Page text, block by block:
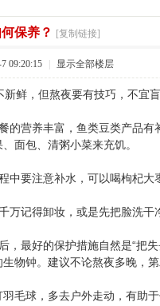
保养？ [复制链接]
09:20:15 显示全部楼层
鲜，但熬夜要有技巧，不宜
营养丰富，鱼类豆类产品有
面包、清粥小菜来充饥。
要注意补水，可以喝枸杞大
记得卸妆，或是先把脸洗干
最好的保护措施自然是“把失
物钟。建议不论熬夜多晚，
球，多去户外走动，有助于